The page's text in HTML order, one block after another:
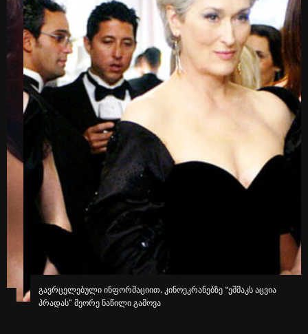
გავრცელებული ინფორმაციით, კინოეკრანებზე “ეშმაკს აცვია
პრადას” მეორე ნაწილი გამოვა